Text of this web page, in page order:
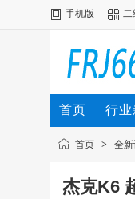
手机版 二
首页 行业
首页 > 全
杰克K6